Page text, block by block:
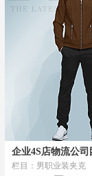
企业4S店物流公司
栏目：男职业装夹克